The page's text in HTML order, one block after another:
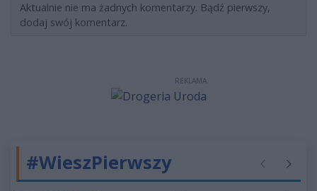
Aktualnie nie ma żadnych komentarzy. Bądź pierwszy,
dodaj swój komentarz.
REKLAMA
#WieszPierwszy Poprzednie